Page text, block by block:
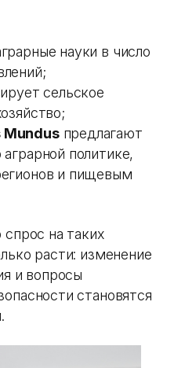
науки в число
сельское
Mundusпредлагают
политике,
и пищевым
на таких
расти: изменение
и вопросы
становятся